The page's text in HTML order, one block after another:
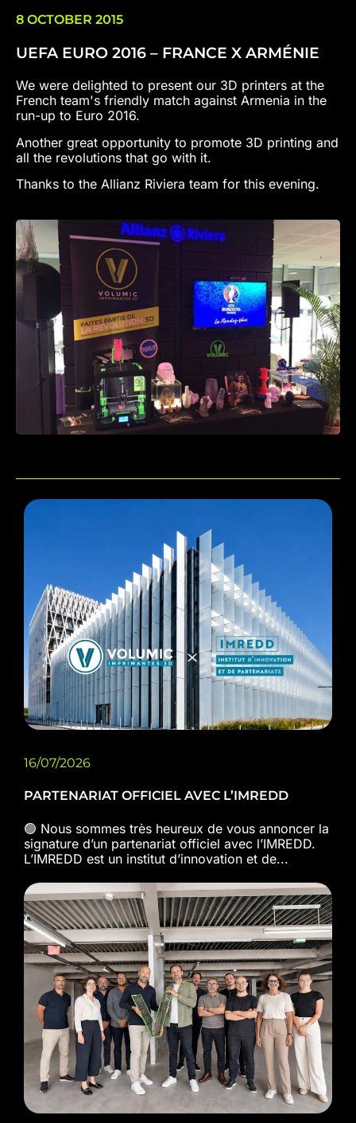
8 OCTOBER 2015
UEFA EURO 2016 – FRANCE X ARMÉNIE
We were delighted to present our 3D printers at the
French team's friendly match against Armenia in the
run-up to Euro 2016.
Another great opportunity to promote 3D printing and
all the revolutions that go with it.
Thanks to the Allianz Riviera team for this evening.
16/07/2026
PARTENARIAT OFFICIEL AVEC L’IMREDD
🟢 Nous sommes très heureux de vous annoncer la
signature d’un partenariat officiel avec l’IMREDD.
L’IMREDD est un institut d’innovation et de...